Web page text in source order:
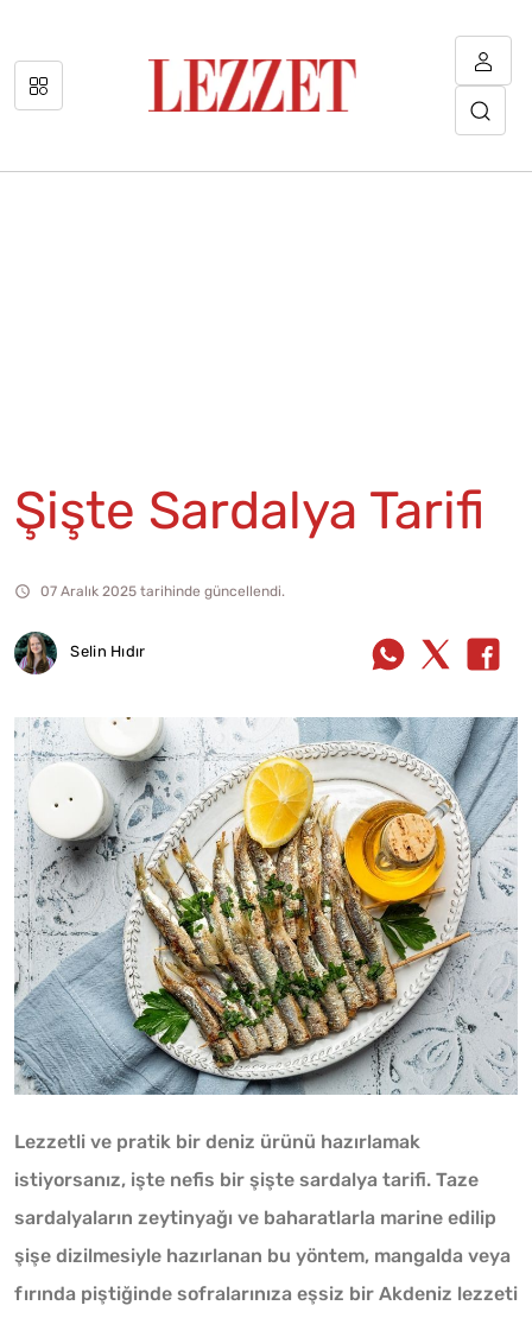
Şişte Sardalya Tarifi
07 Aralık 2025 tarihinde güncellendi.
Selin Hıdır
Lezzetli ve pratik bir deniz ürünü hazırlamak
istiyorsanız, işte nefis bir şişte sardalya tarifi. Taze
sardalyaların zeytinyağı ve baharatlarla marine edilip
şişe dizilmesiyle hazırlanan bu yöntem, mangalda veya
fırında piştiğinde sofralarınıza eşsiz bir Akdeniz lezzeti